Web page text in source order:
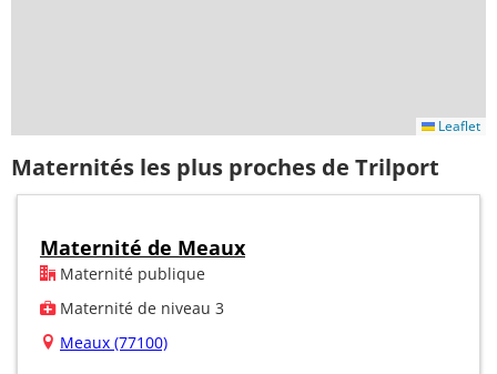
Leaflet
Maternités les plus proches de Trilport
Maternité de Meaux
Maternité publique
Maternité de niveau 3
Meaux (77100)